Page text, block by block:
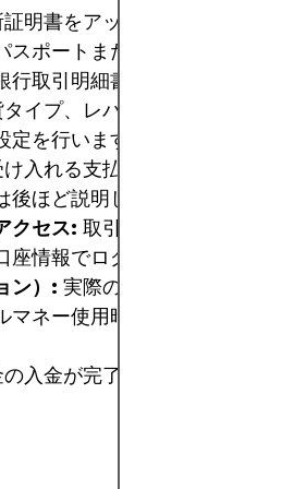
明書をアップロードします。一
スポートまたは身分証明書）と
取引明細書）が含まれます。
イプ、レバレッジ、および場合
を行います。
入れる支払い方法のいずれかを
ほど説明します）。
クセス: 取引プラットフォームを
情報でログインします。
ン）: 実際のお金を使う前に仮想
マネー使用時に驚かされること
入金が完了したら、取引を開始